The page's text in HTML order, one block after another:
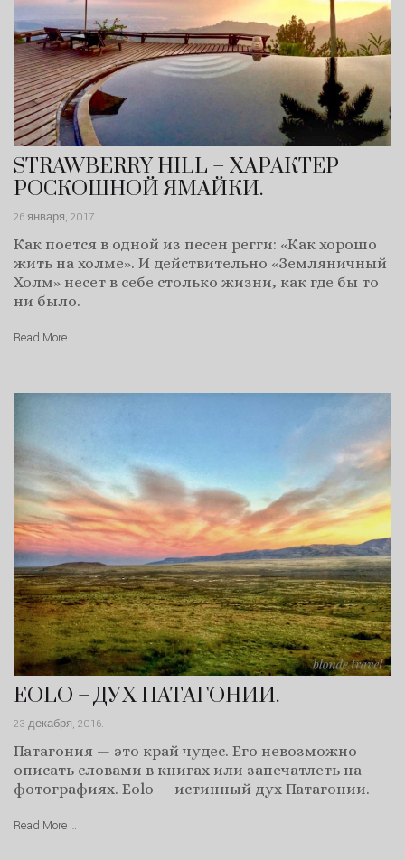
STRAWBERRY HILL – ХАРАКТЕР
РОСКОШНОЙ ЯМАЙКИ.
26 января, 2017.
Как поется в одной из песен регги: «Как хорошо
жить на холме». И действительно «Земляничный
Холм» несет в себе столько жизни, как где бы то
ни было.
Read More …
EOLO – ДУХ ПАТАГОНИИ.
23 декабря, 2016.
Патагония — это край чудес. Eго невозможно
описать словами в книгах или запечатлеть на
фотографиях. Eolo — истинный дух Патагонии.
Read More …